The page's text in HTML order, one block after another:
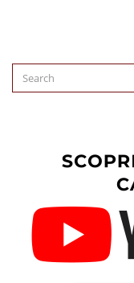
Search
for: